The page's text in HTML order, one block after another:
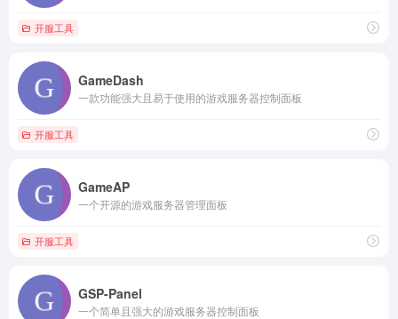
开服工具
GameDash
一款功能强大且易于使用的游戏服务器控制面板
开服工具
GameAP
一个开源的游戏服务器管理面板
开服工具
GSP-Panel
一个简单且强大的游戏服务器控制面板